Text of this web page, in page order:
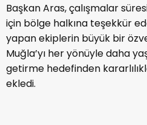
Başkan Aras, çalışmalar
için bölge halkına teşekkür
yapan ekiplerin büyük bir
Muğla’yı her yönüyle daha
getirme hedefinden
ekledi.